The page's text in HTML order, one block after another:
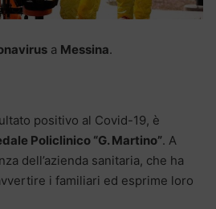
a Messina.
positivo al Covid-19, è
Policlinico “G. Martino”. A
dell’azienda sanitaria, che ha
i familiari ed esprime loro